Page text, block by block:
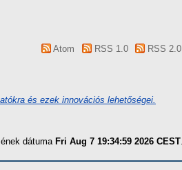
Atom RSS 1.0 RSS 2.0
és ezek innovációs lehetőségei.
dátuma Fri Aug 7 19:34:59 2026 CEST